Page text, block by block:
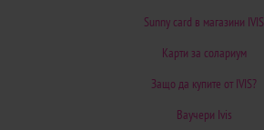
Sunny card в магазини IVIS
Карти за солариум
Защо да купите от IVIS?
Ваучери Ivis